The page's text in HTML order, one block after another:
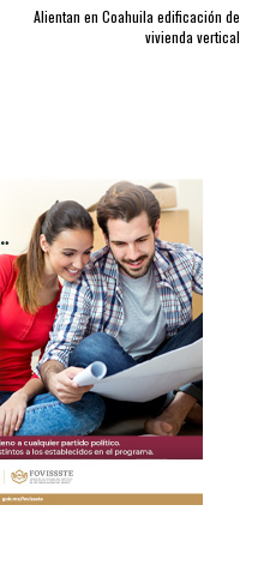
Alientan en Coahuila edificación de
vivienda vertical